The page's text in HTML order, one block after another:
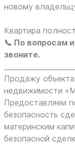
новому
Квартира
📞 По вопросам
звоните.
Продажу
недвижимости
Предоставляем
безопасность
материнским
безопасной